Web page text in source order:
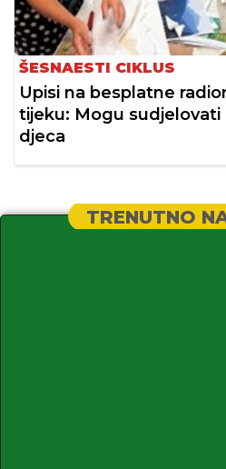
ŠESNAESTI CIKLUS
Upisi na besplatne
tijeku: Mogu sudjelovati
djeca
TRENUTNO